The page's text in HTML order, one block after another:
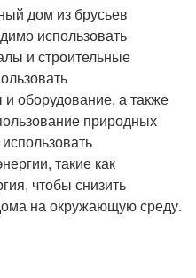
дом из брусьев
использовать
и строительные
оборудование, а также
природных
такие как
чтобы снизить
на окружающую среду.